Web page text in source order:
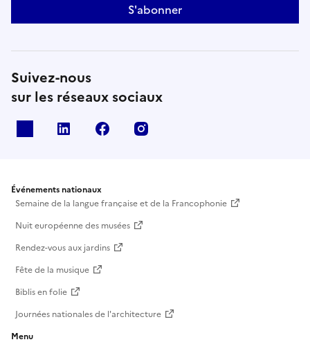
S'abonner
Suivez-nous
sur les réseaux sociaux
Linkedin Facebook
Événements nationaux
Semaine de la langue française et de la Francophonie
Nuit européenne des musées
Rendez-vous aux jardins
Fête de la musique
Biblis en folie
Journées nationales de l'architecture
Menu